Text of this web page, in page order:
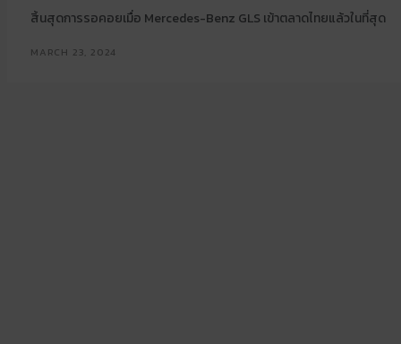
สิ้นสุดการรอคอยเมื่อ Mercedes-Benz GLS เข้าตลาดไทยแล้วในที่สุด
MARCH 23, 2024